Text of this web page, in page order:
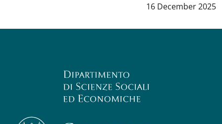
Data notizia:
16 December 2025